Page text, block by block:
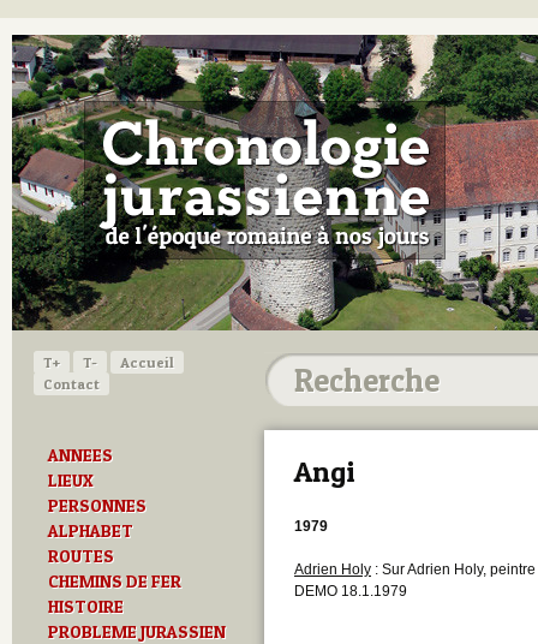
T+ T-
Accueil
Contact
ANNEES
LIEUX
PERSONNES
ALPHABET
ROUTES
CHEMINS DE FER
HISTOIRE
PROBLEME JURASSIEN
Angi
1979
Adrien Holy : Sur Adrien Holy,
DEMO 18.1.1979